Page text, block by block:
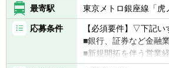
最寄駅 東京メトロ銀座線「虎
応募条件
【必須要件】▽下記
■銀行、証券など金融
■新規開拓を伴う営業